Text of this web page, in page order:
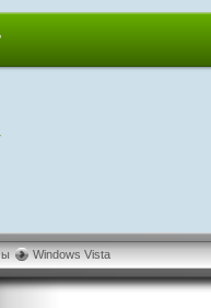
Windows Vista